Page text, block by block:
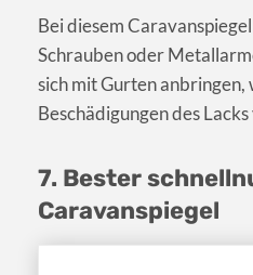
Bei diesem
Schrauben oder
sich mit Gurten anbringen,
Beschädigungen des
7. Bester
Caravanspiegel